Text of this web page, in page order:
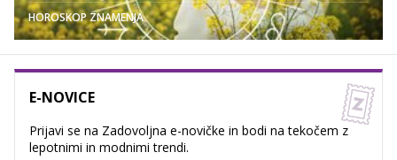
HOROSKOP ZNAMENJA
E-NOVICE
Prijavi se na Zadovoljna e-novičke in bodi na tekočem z
lepotnimi in modnimi trendi.